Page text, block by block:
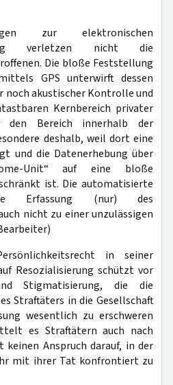
zur elektronischen
verletzen nicht die
Die bloße Feststellung
GPS unterwirft dessen
noch akustischer Kontrolle und
Kernbereich privater
den Bereich innerhalb der
deshalb, weil dort eine
und die Datenerhebung über
Unit“ auf eine bloße
ist. Die automatisierte
Erfassung (nur) des
nicht zu einer unzulässigen
in seiner
Resozialisierung schützt vor
Stigmatisierung, die die
Straftäters in die Gesellschaft
wesentlich zu erschweren
es Straftätern auch nach
keinen Anspruch darauf, in der
mit ihrer Tat konfrontiert zu